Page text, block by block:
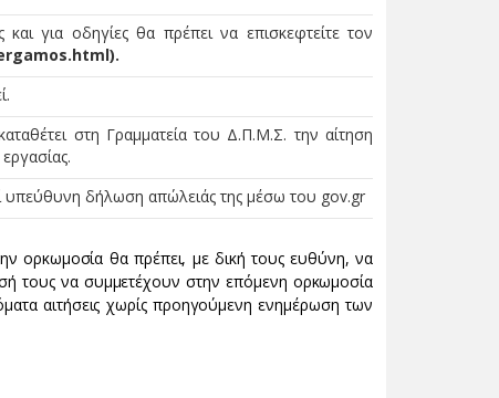
και για οδηγίες θα πρέπει να επισκεφτείτε τον
στη Γραμματεία του Δ.Π.Μ.Σ. την αίτηση
υπεύθυνη δήλωση απώλειάς της μέσω του gov.gr
ορκωμοσία θα πρέπει, με δική τους ευθύνη, να
τους να συμμετέχουν στην επόμενη ορκωμοσία
αιτήσεις χωρίς προηγούμενη ενημέρωση των